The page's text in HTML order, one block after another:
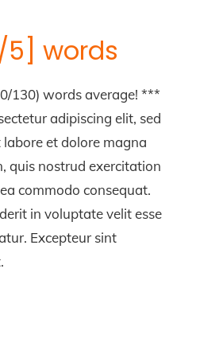
5] words
130) words average! ***
adipiscing elit, sed
et dolore magna
quis nostrud exercitation
commodo consequat.
in voluptate velit esse
Excepteur sint